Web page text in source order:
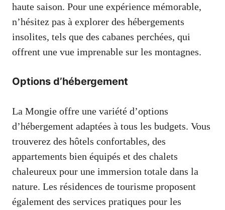
haute saison. Pour une expérience mémorable,
n’hésitez pas à explorer des hébergements
insolites, tels que des cabanes perchées, qui
offrent une vue imprenable sur les montagnes.
Options d’hébergement
La Mongie offre une variété d’options
d’hébergement adaptées à tous les budgets. Vous
trouverez des hôtels confortables, des
appartements bien équipés et des chalets
chaleureux pour une immersion totale dans la
nature. Les résidences de tourisme proposent
également des services pratiques pour les